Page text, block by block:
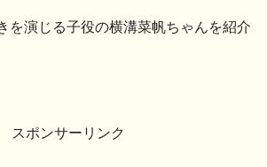
を演じる子役の横溝菜帆ちゃんを紹介
スポンサーリンク